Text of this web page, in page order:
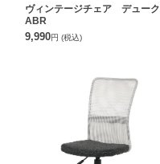
ヴィンテージチェア デューク
ABR
9,990円 (税込)